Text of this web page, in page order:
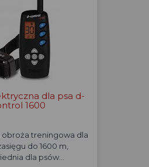
dla psa d-
1600
obroża treningowa dla
do 1600 m,
dla psów…